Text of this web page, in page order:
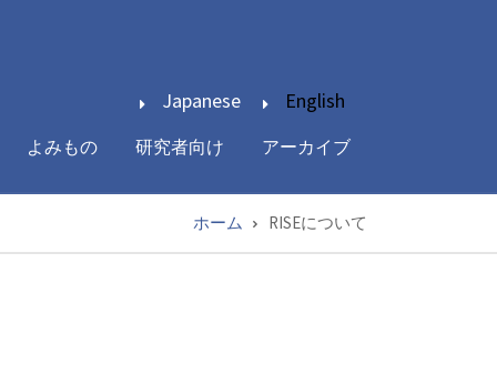
Japanese English
よみもの 研究者向け アーカイブ
ホーム RISEについて